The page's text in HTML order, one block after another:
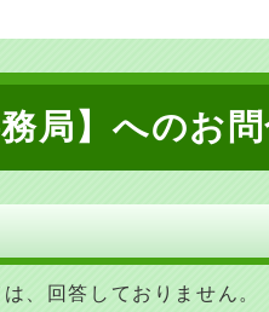
局】へのお
、回答しておりません。